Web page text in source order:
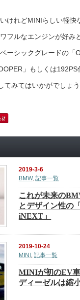
けれどMINIらしい軽快
フルなエンジンが好み
ーシックグレードの「
」もしくは192PS
てみてはいかがでしょう
2019-3-6
BMW,記事一覧
これが未来の
とデザイン性の
iNEXT」
2019-10-24
MINI ,記事一覧
MINIが初のEV
ディーゼルは縮